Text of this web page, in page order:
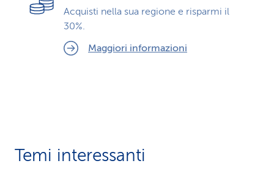
Acquisti nella sua regione e risparmi il
30%.
Maggiori informazioni
Temi interessanti